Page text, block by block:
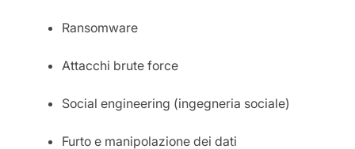
Ransomware
Attacchi brute force
Social engineering (ingegneria sociale)
Furto e manipolazione dei dati